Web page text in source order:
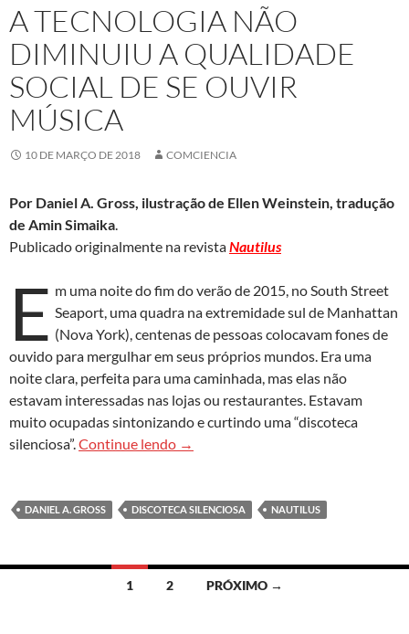
A TECNOLOGIA NÃO
DIMINUIU A QUALIDADE
SOCIAL DE SE OUVIR
MÚSICA
10 DE MARÇO DE 2018 COMCIENCIA
Por Daniel A. Gross, ilustração de Ellen Weinstein, tradução
de Amin Simaika.
Publicado originalmente na revistaNautilus
E m uma noite do fim do verão de 2015, no South Street
Seaport, uma quadra na extremidade sul de Manhattan
(Nova York), centenas de pessoas colocavam fones de
ouvido para mergulhar em seus próprios mundos. Era uma
noite clara, perfeita para uma caminhada, mas elas não
estavam interessadas nas lojas ou restaurantes. Estavam
muito ocupadas sintonizando e curtindo uma “discoteca
silenciosa”.Continue lendo A tecnologia não diminuiu a
→
DANIEL A. GROSS DISCOTECA SILENCIOSA NAUTILUS
1 2 PRÓXIMO →